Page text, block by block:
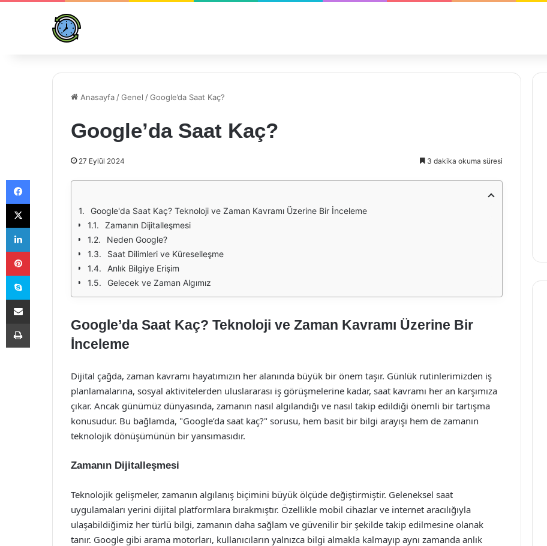
Anasayfa /Genel /Google’da Saat Kaç?
Google’da Saat Kaç?
27 Eylül 2024 3 dakika okuma süresi
Google'da Saat Kaç? Teknoloji ve Zaman Kavramı Üzerine Bir İnceleme
Zamanın Dijitalleşmesi
Neden Google?
Saat Dilimleri ve Küreselleşme
Anlık Bilgiye Erişim
Gelecek ve Zaman Algımız
Google’da Saat Kaç? Teknoloji ve Zaman Kavramı Üzerine Bir
İnceleme
Dijital çağda, zaman kavramı hayatımızın her alanında büyük bir önem taşır. Günlük rutinlerimizden iş
planlamalarına, sosyal aktivitelerden uluslararası iş görüşmelerine kadar, saat kavramı her an karşımıza
çıkar. Ancak günümüz dünyasında, zamanın nasıl algılandığı ve nasıl takip edildiği önemli bir tartışma
konusudur. Bu bağlamda, "Google’da saat kaç?" sorusu, hem basit bir bilgi arayışı hem de zamanın
teknolojik dönüşümünün bir yansımasıdır.
Zamanın Dijitalleşmesi
Teknolojik gelişmeler, zamanın algılanış biçimini büyük ölçüde değiştirmiştir. Geleneksel saat
uygulamaları yerini dijital platformlara bırakmıştır. Özellikle mobil cihazlar ve internet aracılığıyla
ulaşabildiğimiz her türlü bilgi, zamanın daha sağlam ve güvenilir bir şekilde takip edilmesine olanak
tanır. Google gibi arama motorları, kullanıcıların yalnızca bilgi almakla kalmayıp aynı zamanda anlık
Facebook
X
LinkedIn
Pinterest
Skype
E-Posta ile paylaş